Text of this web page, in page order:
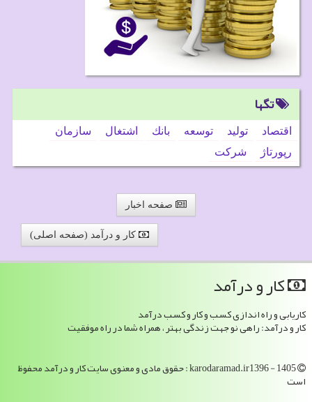
تگها
اقتصاد تولید توسعه بانك اشتغال
سازمان
رپورتاژ
شركت
صفحه اخبار
کار و درآمد (صفحه اصلی)
كار و درآمد
کاریابی و راه اندازی کسب و کار و کسب درآمد
کار و درآمد: راهی نو جهت زندگی بهتر ، همراه شما در راه موفقیت
karodaramad.ir1396 - 1405 : حقوق مادی و معنوی سایت كار و درآمد محفوظ
است